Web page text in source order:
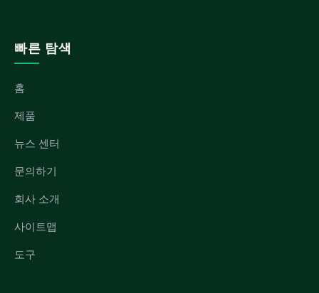
빠른 탐색
홈
제품
뉴스 센터
문의하기
회사 소개
사이트맵
도구